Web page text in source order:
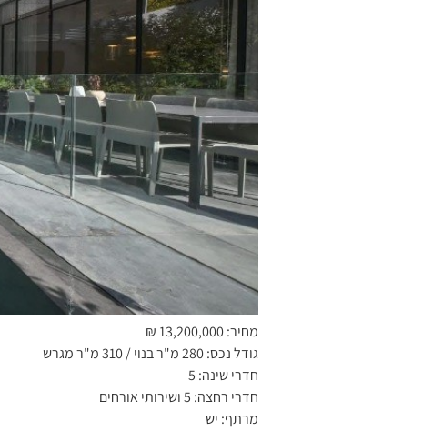
מחיר: 13,200,000 ₪
גודל נכס: 280 מ"ר בנוי / 310 מ"ר מגרש
חדרי שינה: 5
חדרי רחצה: 5 ושירותי אורחים
מרתף: יש